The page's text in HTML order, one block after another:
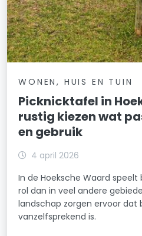
WONEN, HUIS EN TUIN
Picknicktafel in
rustig kiezen wat
en gebruik
4 april 2026
In de Hoeksche Waard
rol dan in veel andere
landschap zorgen ervoor dat
vanzelfsprekend is.